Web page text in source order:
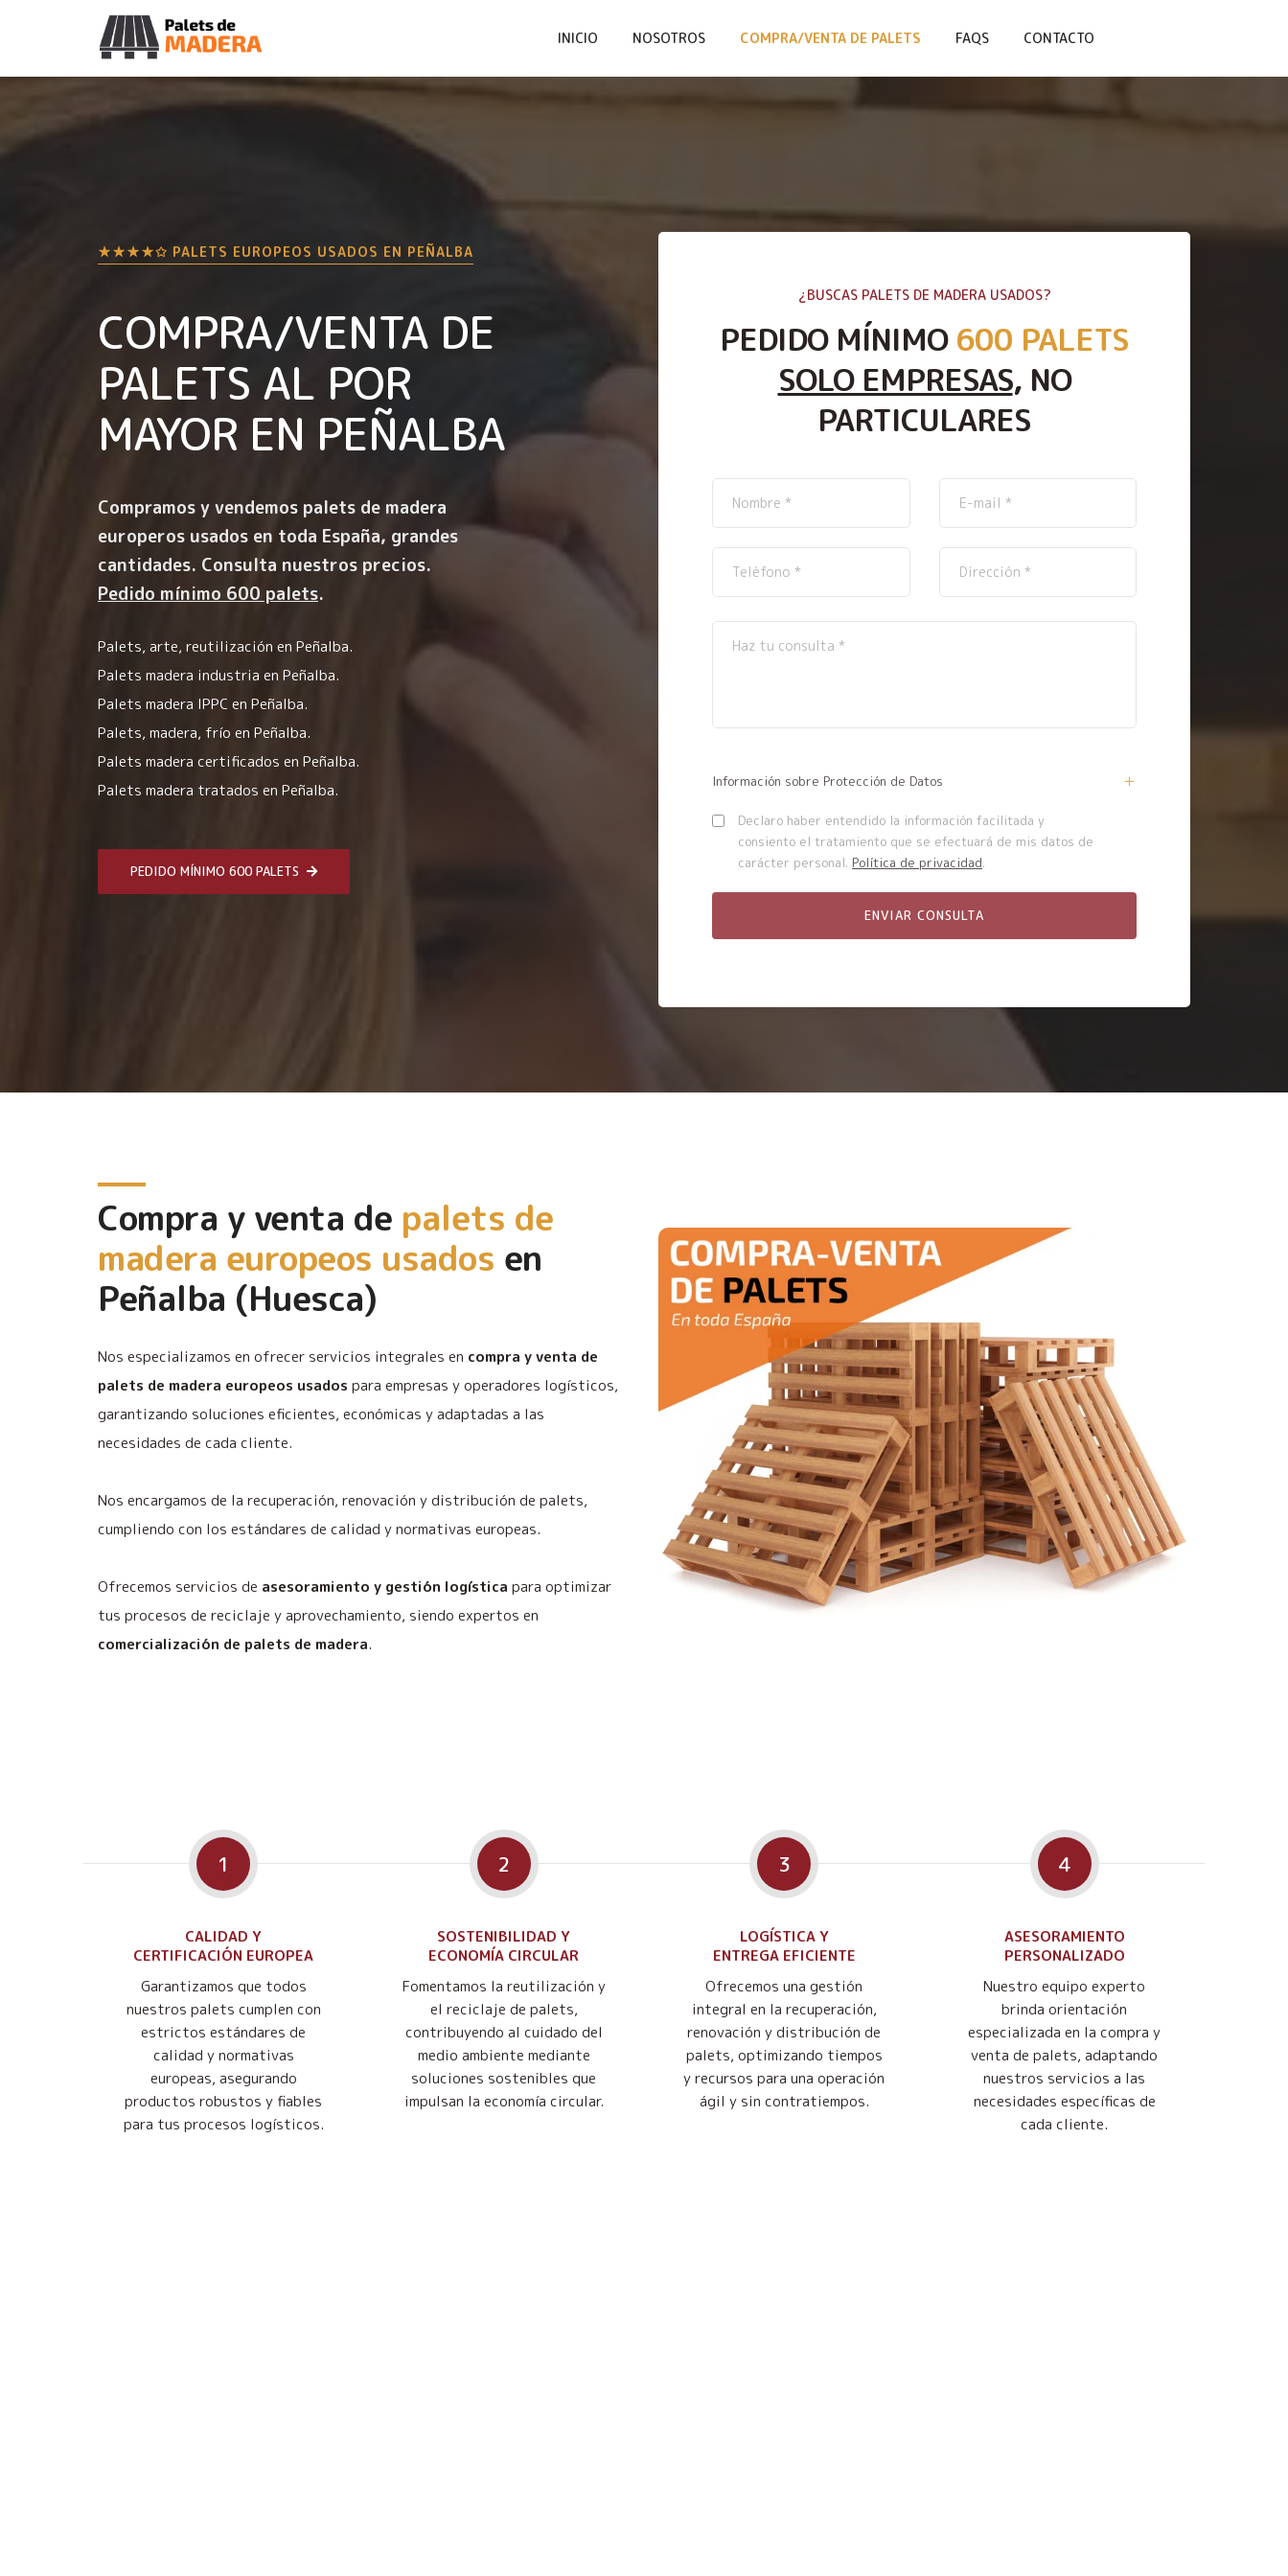
INICIO NOSOTROS COMPRA/VENTA DE PALETS FAQS CONTACTO
★★★★✩ PALETS EUROPEOS USADOS EN PEÑALBA
COMPRA/VENTA DE
PALETS AL POR
MAYOR EN PEÑALBA
Compramos y vendemos palets de madera
europeros usados en toda España, grandes
cantidades. Consulta nuestros precios.
Pedido mínimo 600 palets.
Palets, arte, reutilización en Peñalba.
Palets madera industria en Peñalba.
Palets madera IPPC en Peñalba.
Palets, madera, frío en Peñalba.
Palets madera certificados en Peñalba.
Palets madera tratados en Peñalba.
PEDIDO MÍNIMO 600 PALETS
¿BUSCAS PALETS DE MADERA USADOS?
PEDIDO MÍNIMO 600 PALETS
SOLO EMPRESAS, NO
PARTICULARES
Información sobre Protección de Datos
Declaro haber entendido la información facilitada y
consiento el tratamiento que se efectuará de mis datos de
carácter personal. Política de privacidad.
Compra y venta de palets de
madera europeos usados en
Peñalba (Huesca)
Nos especializamos en ofrecer servicios integrales en compra y venta de
palets de madera europeos usados para empresas y operadores logísticos,
garantizando soluciones eficientes, económicas y adaptadas a las
necesidades de cada cliente.
Nos encargamos de la recuperación, renovación y distribución de palets,
cumpliendo con los estándares de calidad y normativas europeas.
Ofrecemos servicios de asesoramiento y gestión logística para optimizar
tus procesos de reciclaje y aprovechamiento, siendo expertos en
comercialización de palets de madera.
1
CALIDAD Y
CERTIFICACIÓN EUROPEA
Garantizamos que todos
nuestros palets cumplen con
estrictos estándares de
calidad y normativas
europeas, asegurando
productos robustos y fiables
para tus procesos logísticos.
2
SOSTENIBILIDAD Y
ECONOMÍA CIRCULAR
Fomentamos la reutilización y
el reciclaje de palets,
contribuyendo al cuidado del
medio ambiente mediante
soluciones sostenibles que
impulsan la economía circular.
3
LOGÍSTICA Y
ENTREGA EFICIENTE
Ofrecemos una gestión
integral en la recuperación,
renovación y distribución de
palets, optimizando tiempos
y recursos para una operación
ágil y sin contratiempos.
4
ASESORAMIENTO
PERSONALIZADO
Nuestro equipo experto
brinda orientación
especializada en la compra y
venta de palets, adaptando
nuestros servicios a las
necesidades específicas de
cada cliente.